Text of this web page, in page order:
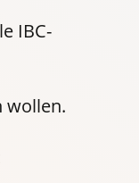
IBC-
wollen.